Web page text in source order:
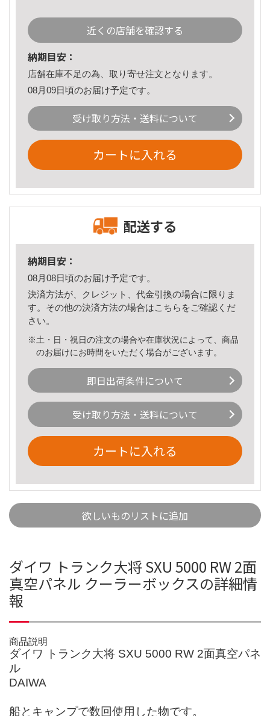
近くの店舗を確認する
納期目安：
店舗在庫不足の為、取り寄せ注文となります。
08月09日頃のお届け予定です。
受け取り方法・送料について
カートに入れる
配送する
納期目安：
08月08日頃のお届け予定です。
決済方法が、クレジット、代金引換の場合に限りま
す。その他の決済方法の場合はこちら をご確認くだ
さい。
※土・日・祝日の注文の場合や在庫状況によって、商品
のお届けにお時間をいただく場合がございます。
即日出荷条件について
受け取り方法・送料について
カートに入れる
欲しいものリストに追加
ダイワ トランク大将 SXU 5000 RW 2面
真空パネル クーラーボックスの詳細情
報
商品説明
ダイワ トランク大将 SXU 5000 RW 2面真空パネ
ル
DAIWA
船とキャンプで数回使用した物です。